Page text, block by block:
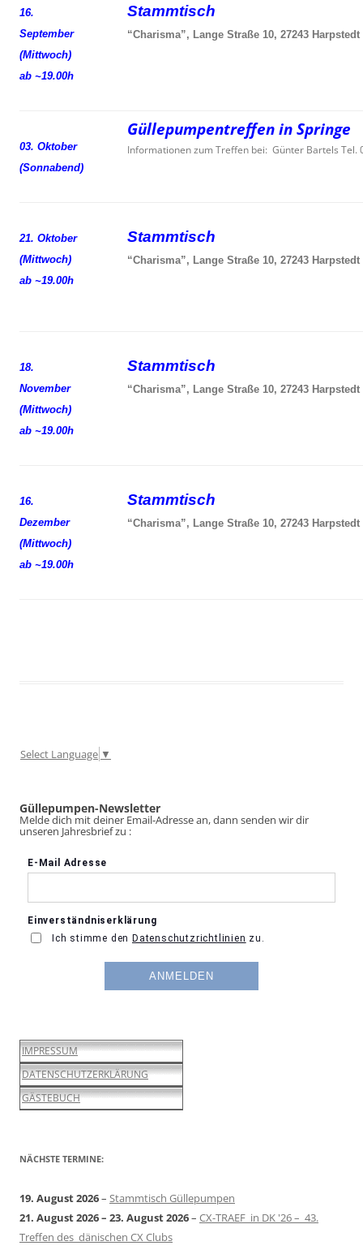
16.
September
(Mittwoch)
ab ~19.00h
Stammtisch
“Charisma”, Lange Straße 10, 27243 Harpstedt
03. Oktober
(Sonnabend)
Güllepumpentreffen in Springe
Informationen zum Treffen bei: Günter Bartels Tel.
21. Oktober
(Mittwoch)
ab ~19.00h
Stammtisch
“Charisma”, Lange Straße 10, 27243 Harpstedt
18.
November
(Mittwoch)
ab ~19.00h
Stammtisch
“Charisma”, Lange Straße 10, 27243 Harpstedt
16.
Dezember
(Mittwoch)
ab ~19.00h
Stammtisch
“Charisma”, Lange Straße 10, 27243 Harpstedt
Select Language ▼
Güllepumpen-Newsletter
Melde dich mit deiner Email-Adresse an, dann senden wir dir
unseren Jahresbrief zu :
IMPRESSUM
DATENSCHUTZERKLÄRUNG
GÄSTEBUCH
NÄCHSTE TERMINE:
19. August 2026– Stammtisch Güllepumpen
21. August 2026– 23. August 2026– CX-TRAEF in DK '26 – 43.
Treffen des dänischen CX Clubs